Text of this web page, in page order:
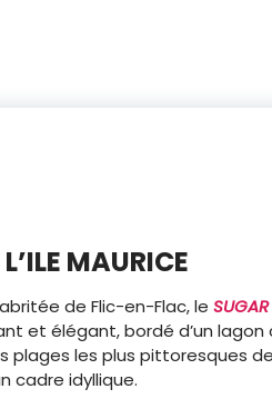
MAURICE
de Flic-en-Flac, le
et élégant, bordé d’un lagon
plages les plus pittoresques
cadre idyllique.